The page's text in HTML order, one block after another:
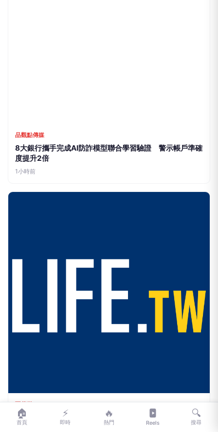
🏠
首頁
⚡
即時
🔥
熱門 Reels
🔍
搜尋